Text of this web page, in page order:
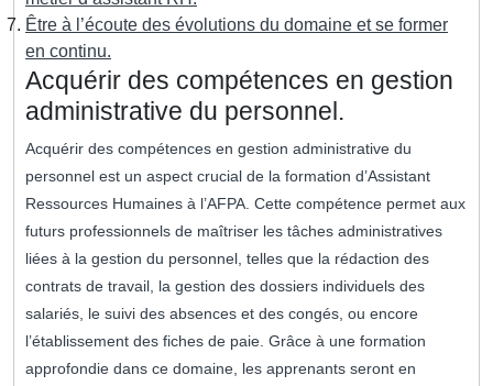
Être à l’écoute des évolutions du domaine et se former
en continu.
Acquérir des compétences en gestion
administrative du personnel.
Acquérir des compétences en gestion administrative du
personnel est un aspect crucial de la formation d’Assistant
Ressources Humaines à l’AFPA. Cette compétence permet aux
futurs professionnels de maîtriser les tâches administratives
liées à la gestion du personnel, telles que la rédaction des
contrats de travail, la gestion des dossiers individuels des
salariés, le suivi des absences et des congés, ou encore
l’établissement des fiches de paie. Grâce à une formation
approfondie dans ce domaine, les apprenants seront en